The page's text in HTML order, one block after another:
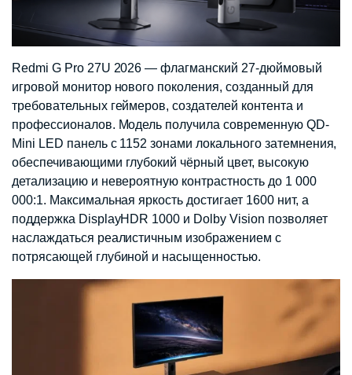
Redmi G Pro 27U 2026 — флагманский 27-дюймовый
игровой монитор нового поколения, созданный для
требовательных геймеров, создателей контента и
профессионалов. Модель получила современную QD-
Mini LED панель с 1152 зонами локального затемнения,
обеспечивающими глубокий чёрный цвет, высокую
детализацию и невероятную контрастность до 1 000
000:1. Максимальная яркость достигает 1600 нит, а
поддержка DisplayHDR 1000 и Dolby Vision позволяет
наслаждаться реалистичным изображением с
потрясающей глубиной и насыщенностью.